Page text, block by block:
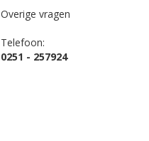
Overige vragen
Telefoon:
0251 - 257924